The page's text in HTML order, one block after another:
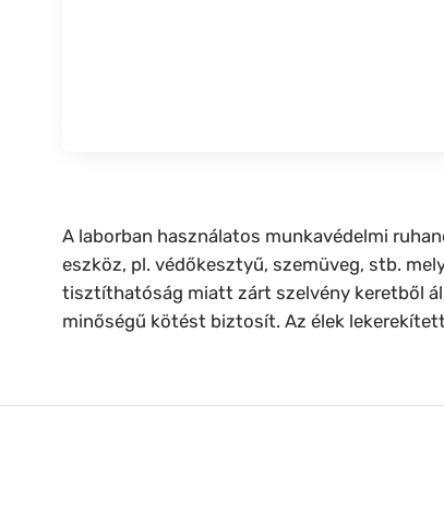
A laborban használatos munkavédelmi
eszköz, pl. védőkesztyű, szemüveg, stb.
tisztíthatóság miatt zárt szelvény keretből
minőségű kötést biztosít. Az élek